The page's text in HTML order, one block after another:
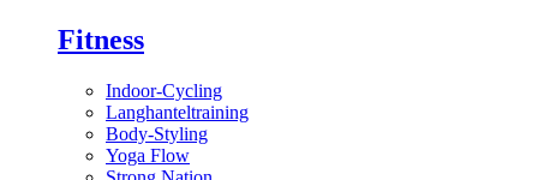
Fitness
Indoor-Cycling
Langhanteltraining
Body-Styling
Yoga Flow